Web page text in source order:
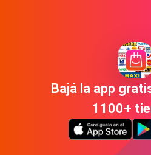
Bajá la app
1100+